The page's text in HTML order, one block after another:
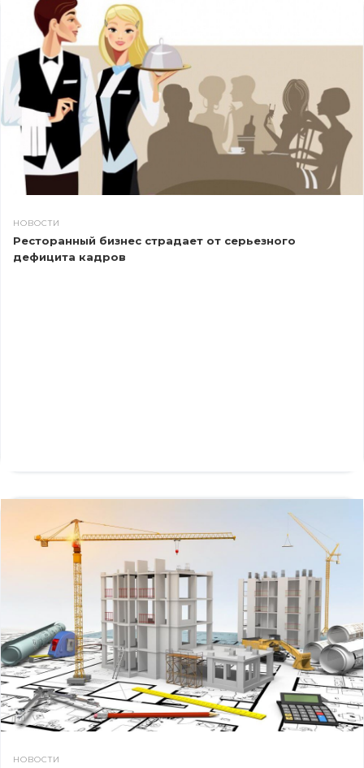
НОВОСТИ
Ресторанный бизнес страдает от серьезного
дефицита кадров
НОВОСТИ